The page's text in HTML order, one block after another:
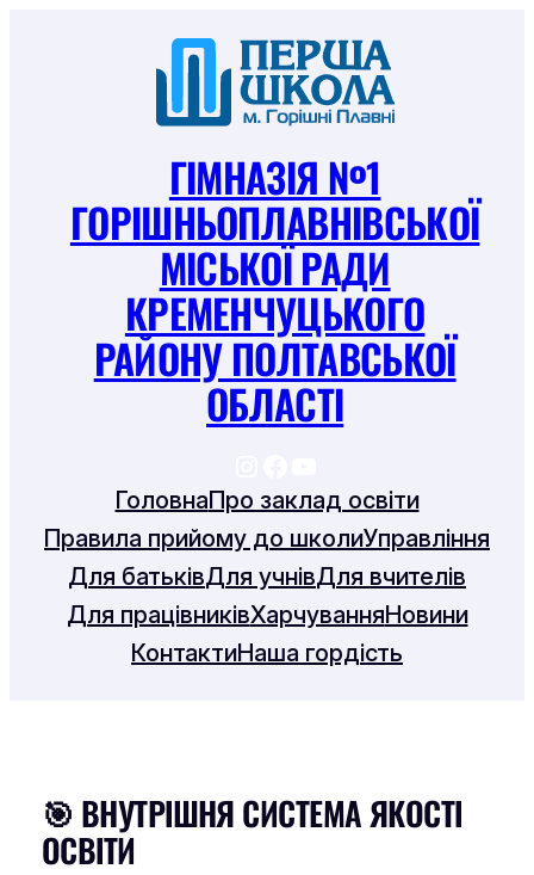
ГІМНАЗІЯ №1
ГОРІШНЬОПЛАВНІВСЬКОЇ
МІСЬКОЇ РАДИ
КРЕМЕНЧУЦЬКОГО
РАЙОНУ ПОЛТАВСЬКОЇ
ОБЛАСТІ
ГоловнаПро заклад освіти
Правила прийому до школиУправління
Для батьківДля учнівДля вчителів
Для працівниківХарчуванняНовини
КонтактиНаша гордість
🎯 ВНУТРІШНЯ СИСТЕМА ЯКОСТІ
ОСВІТИ